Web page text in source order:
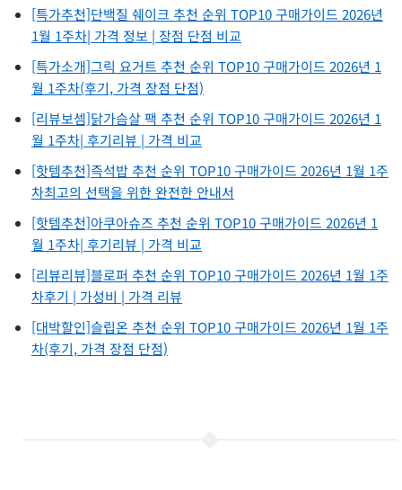
[특가추천]단백질 쉐이크 추천 순위 TOP10 구매가이드 2026년
1월 1주차| 가격 정보 | 장점 단점 비교
[특가소개]그릭 요거트 추천 순위 TOP10 구매가이드 2026년 1
월 1주차(후기, 가격 장점 단점)
[리뷰보셈]닭가슴살 팩 추천 순위 TOP10 구매가이드 2026년 1
월 1주차| 후기리뷰 | 가격 비교
[핫템추천]즉석밥 추천 순위 TOP10 구매가이드 2026년 1월 1주
차최고의 선택을 위한 완전한 안내서
[핫템추천]아쿠아슈즈 추천 순위 TOP10 구매가이드 2026년 1
월 1주차| 후기리뷰 | 가격 비교
[리뷰리뷰]블로퍼 추천 순위 TOP10 구매가이드 2026년 1월 1주
차후기 | 가성비 | 가격 리뷰
[대박할인]슬립온 추천 순위 TOP10 구매가이드 2026년 1월 1주
차(후기, 가격 장점 단점)